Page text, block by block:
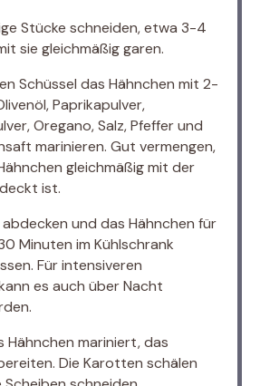
Stücke schneiden, etwa 3-4
sie gleichmäßig garen.
Schüssel das Hähnchen mit 2-
Paprikapulver,
Oregano, Salz, Pfeffer und
marinieren. Gut vermengen,
gleichmäßig mit der
ist.
abdecken und das Hähnchen für
Minuten im Kühlschrank
Für intensiveren
es auch über Nacht
Hähnchen mariniert, das
Die Karotten schälen